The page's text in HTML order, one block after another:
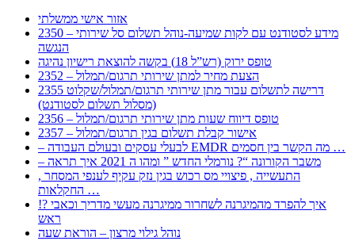
אזור אישי ממשלתי
2350 – מידע לסטודנט עם לקות שמיעה-נוהל תשלום סל שירותי
הנגשה
טופס ירוק (רש”ל 18) בקשה להוצאת רישיון נהיגה
2352 – הצעת מחיר למתן שירותי תרגום/תמלול
2355 דרישה לתשלום עבור מתן שירותי תרגום/תמלול/שקלוט
(מסלול תשלום לסטודנט)
2356 – טופס דיווח שעות מתן שירותי תרגום/תמלול
2357 – אישור קבלת תשלום בגין תרגום/תמלול
– לבעלי עסקים ובעולם העבודה EMDR מה הקשר בין חסמים …
– משבר הקורונה “? נורמלי החדש ” ומהו ה 2021 איך תראה
, התעשייה , פיצויי מס רכוש בגין נזק עקיף לענפי המסחר
החקלאות …
!? איך להפרד מהמיגרנה לשחרור ממיגרנה מעשי מדריך וכאבי
ראש
נוהל גילוי מרצון – הוראת שעה